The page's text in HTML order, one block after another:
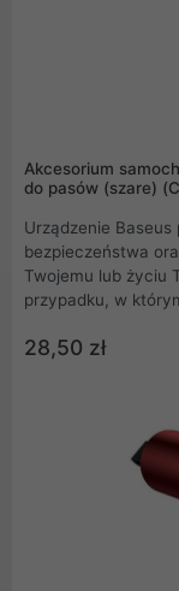
Akcesorium
do pasów (szare)
Urządzenie
bezpieczeństwa
Twojemu lub życiu
przypadku, w
wody, liczy się
pozwoli Ci na
28,50 zł